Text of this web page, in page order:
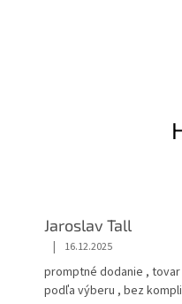
Jaroslav Tall
| 16.12.2025
promptné dodanie ,
podľa výberu , bez